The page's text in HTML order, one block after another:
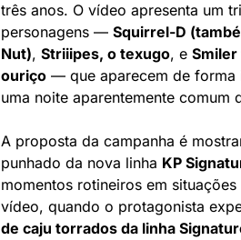
três anos. O vídeo apresenta um
personagens — Squirrel-D
Nut), Striiipes, o texugo, e
ouriço — que aparecem de forma
uma noite aparentemente comum
A proposta da campanha é
punhado da nova linha KP
momentos rotineiros em
vídeo, quando o protagonista
de caju torrados da linha